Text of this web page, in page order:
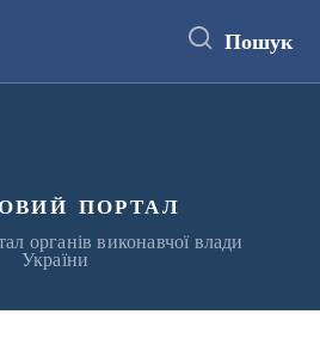
Пошук
портал
органів виконавчої влади
України